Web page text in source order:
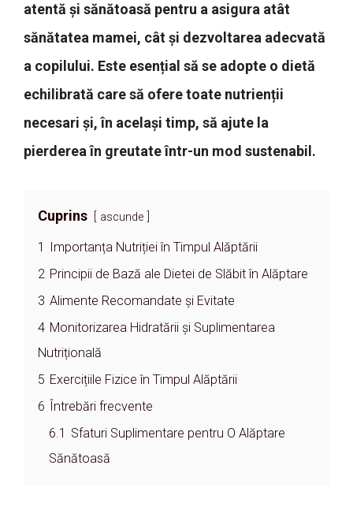
atentă și sănătoasă pentru a asigura atât
sănătatea mamei, cât și dezvoltarea adecvată
a copilului. Este esențial să se adopte o dietă
echilibrată care să ofere toate nutrienții
necesari și, în același timp, să ajute la
pierderea în greutate într-un mod sustenabil.
Cuprins ascunde
1
Importanța Nutriției în Timpul Alăptării
2 Principii de Bază ale Dietei de Slăbit în Alăptare
3 Alimente Recomandate și Evitate
4 Monitorizarea Hidratării și Suplimentarea
Nutrițională
5 Exercițiile Fizice în Timpul Alăptării
6
Întrebări frecvente
6.1 Sfaturi Suplimentare pentru O Alăptare
Sănătoasă